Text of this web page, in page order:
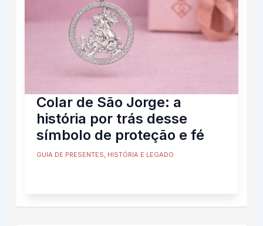
Colar de São Jorge: a
história por trás desse
símbolo de proteção e fé
GUIA DE PRESENTES, HISTÓRIA E LEGADO